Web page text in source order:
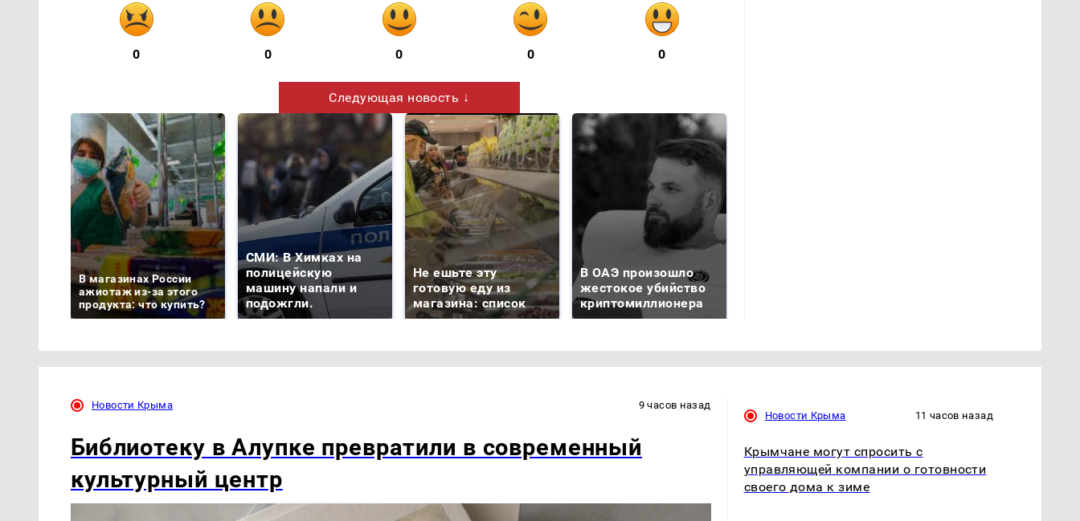
0 0 0 0 0
Следующая новость ↓
В магазинах России
ажиотаж из-за этого
продукта: что купить?
СМИ: В Химках на
полицейскую
машину напали и
подожгли.
Не ешьте эту
готовую еду из
магазина: список
В ОАЭ произошло
жестокое убийство
криптомиллионера
Новости Крыма 9 часов назад
Библиотеку в Алупке превратили в современный
культурный центр
Новости Крыма 11 часов назад
Крымчане могут спросить с
управляющей компании о готовности
своего дома к зиме